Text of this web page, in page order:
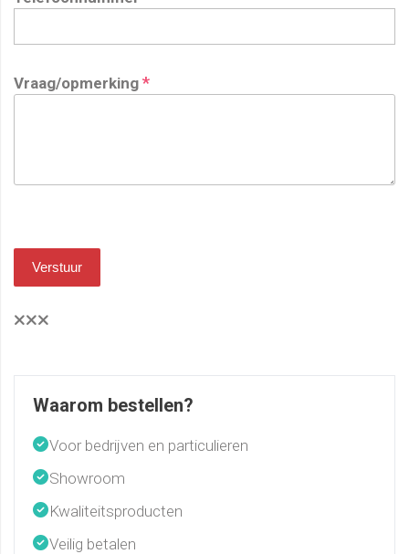
Vraag/opmerking *
Verstuur
Waarom bestellen?
Voor bedrijven en particulieren
Showroom
Kwaliteitsproducten
Veilig betalen